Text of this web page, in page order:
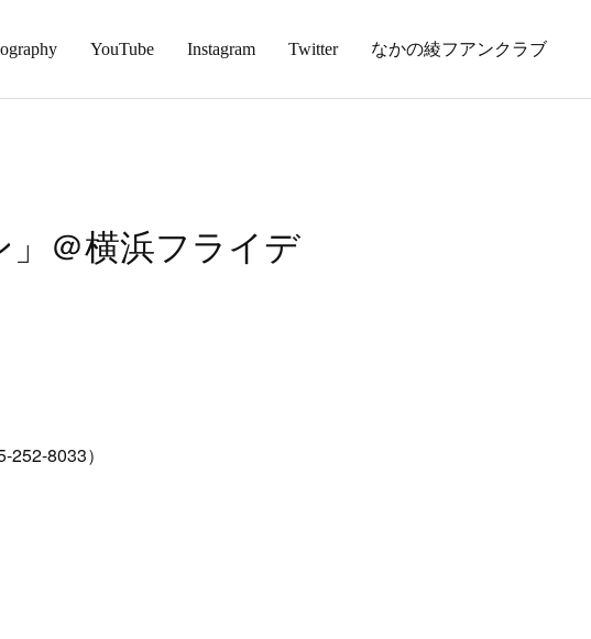
YouTube Instagram Twitter なかの綾フアンクラブ
」＠横浜フライデ
8033）